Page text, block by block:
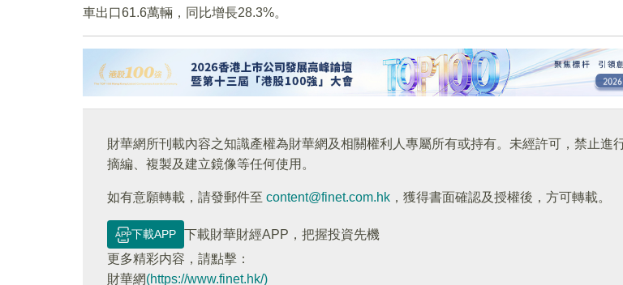
車出口61.6萬輛，同比增長28.3%。
財華網所刊載內容之知識產權為財華網及相關權利人專屬所有或持有。未經許可，禁止進行
摘編、複製及建立鏡像等任何使用。
如有意願轉載，請發郵件至 content@finet.com.hk ，獲得書面確認及授權後，方可轉載。
下載APP
下載財華財經APP，把握投資先機
更多精彩内容，請點擊：
財華網(https://www.finet.hk/)